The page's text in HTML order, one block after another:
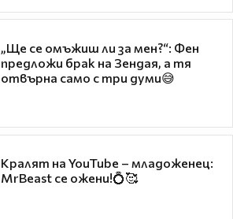
„Ще се омъжиш ли за мен?“: Фен
предложи брак на Зендая, а тя
отвърна само с три думи😅
Кралят на YouTube – младоженец:
MrBeast се ожени!💍🥰